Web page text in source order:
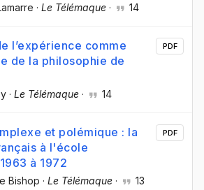
· Le Télémaque · 14
l’expérience comme
de la philosophie de
· Le Télémaque · 14
PDF
et polémique : la
à l'école
à 1972
Bishop · Le Télémaque · 13
PDF